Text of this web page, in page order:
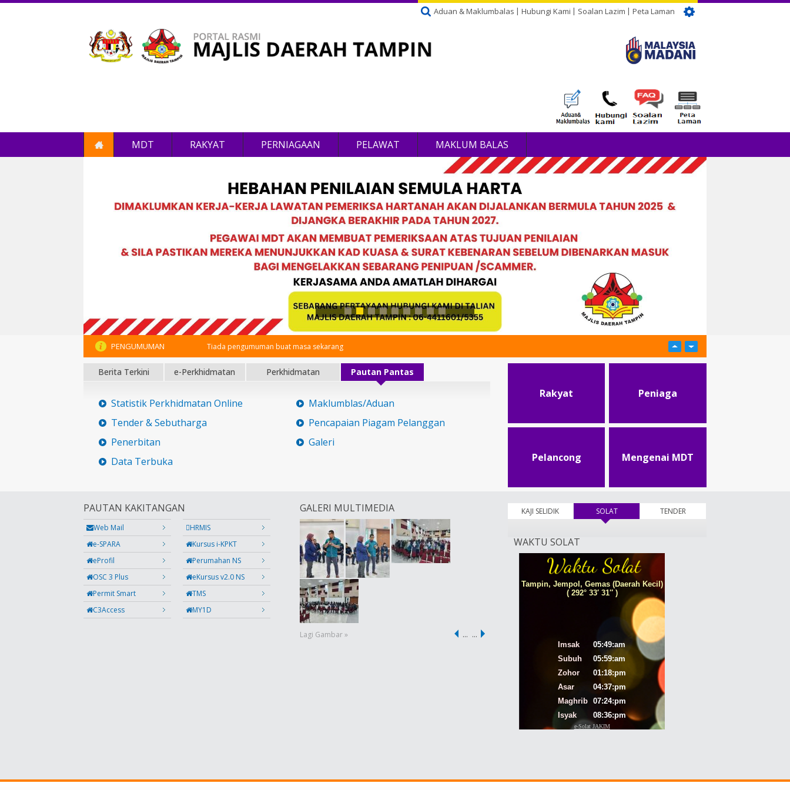
Aduan & Maklumbalas Hubungi Kami Soalan Lazim Peta Laman
MDT RAKYAT PERNIAGAAN PELAWAT MAKLUM BALAS
PENGUMUMAN Tiada pengumuman buat masa sekarang
Berita Terkini e-Perkhidmatan Perkhidmatan Pautan Pantas
Statistik Perkhidmatan Online
Tender & Sebutharga
Penerbitan
Data Terbuka
Maklumblas/Aduan
Pencapaian Piagam Pelanggan
Galeri
Rakyat Peniaga
Pelancong Mengenai MDT
PAUTAN KAKITANGAN
Web Mail
HRMIS
e-SPARA
Kursus i-KPKT
eProfil
Perumahan NS
OSC 3 Plus
eKursus v2.0 NS
Permit Smart
TMS
C3Access
MY1D
GALERI MULTIMEDIA
Lagi Gambar » … …
KAJI SELIDIK SOLAT(tab aktif) TENDER
WAKTU SOLAT